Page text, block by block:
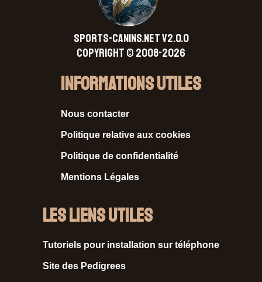
SPORTS-CANINS.NET V2.0.0
Copyright © 2008-2026
Informations Utiles
Nous contacter
Politique relative aux cookies
Politique de confidentialité
Mentions Légales
Les liens utiles
Tutoriels pour installation sur téléphone
Site des Pedigrees